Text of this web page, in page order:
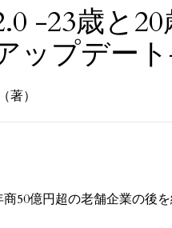
-23歳と
ップデー
著）
50億円超の老舗企業の後